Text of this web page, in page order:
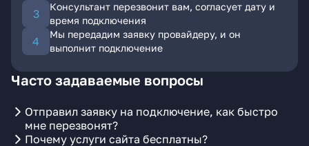
Консультант перезвонит вам, согласует дату и
время подключения
Мы передадим заявку провайдеру, и он
выполнит подключение
Часто задаваемые вопросы
Отправил заявку на подключение, как быстро
мне перезвонят?
Почему услуги сайта бесплатны?